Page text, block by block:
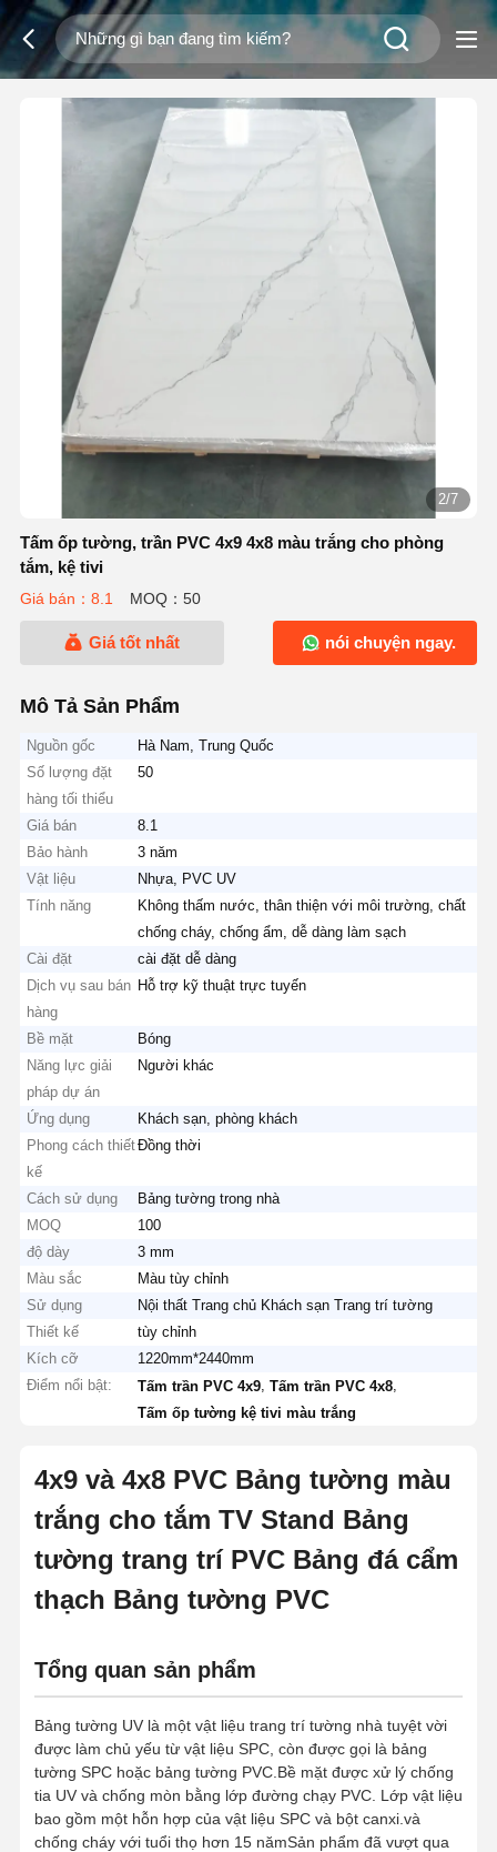
3/7
Tấm ốp tường, trần PVC 4x9 4x8 màu trắng cho phòng
tắm, kệ tivi
Giá bán：8.1 MOQ：50
Giá tốt nhất nói chuyện ngay.
Mô Tả Sản Phẩm
Nguồn gốc
Hà Nam, Trung Quốc
Số lượng đặt
hàng tối thiểu
50
Giá bán
8.1
Bảo hành
3 năm
Vật liệu
Nhựa, PVC UV
Tính năng
Không thấm nước, thân thiện với môi trường, chất
chống cháy, chống ẩm, dễ dàng làm sạch
Cài đặt
cài đặt dễ dàng
Dịch vụ sau bán
hàng
Hỗ trợ kỹ thuật trực tuyến
Bề mặt
Bóng
Năng lực giải
pháp dự án
Người khác
Ứng dụng
Khách sạn, phòng khách
Phong cách thiết
kế
Đồng thời
Cách sử dụng
Bảng tường trong nhà
MOQ
100
độ dày
3 mm
Màu sắc
Màu tùy chỉnh
Sử dụng
Nội thất Trang chủ Khách sạn Trang trí tường
Thiết kế
tùy chỉnh
Kích cỡ
1220mm*2440mm
Điểm nổi bật:
Tấm trần PVC 4x9 ,Tấm trần PVC 4x8
Tấm ốp tường kệ tivi màu trắng
4x9 và 4x8 PVC Bảng tường màu
trắng cho tắm TV Stand Bảng
tường trang trí PVC Bảng đá cẩm
thạch Bảng tường PVC
Tổng quan sản phẩm
Bảng tường UV là một vật liệu trang trí tường nhà tuyệt vời
được làm chủ yếu từ vật liệu SPC, còn được gọi là bảng
tường SPC hoặc bảng tường PVC.Bề mặt được xử lý chống
tia UV và chống mòn bằng lớp đường chạy PVC. Lớp vật liệu
bao gồm một hỗn hợp của vật liệu SPC và bột canxi.và
chống cháy với tuổi thọ hơn 15 nămSản phẩm đã vượt qua